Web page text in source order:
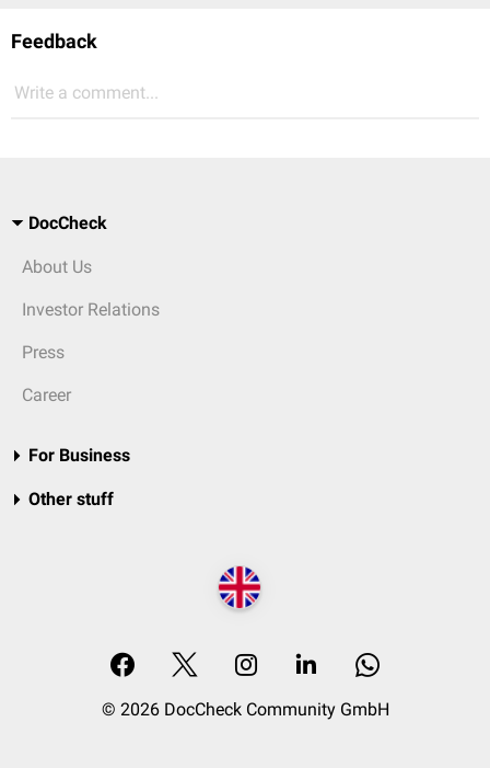
Feedback
Write a comment...
DocCheck
About Us
Investor Relations
Press
Career
For Business
Other stuff
© 2026 DocCheck Community GmbH